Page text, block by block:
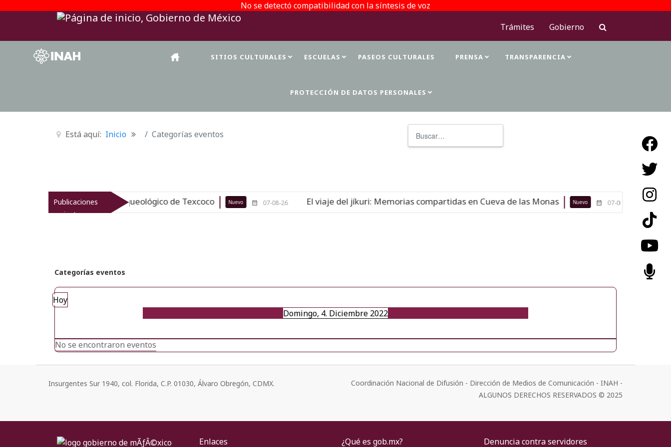
No se detectó compatibilidad con la síntesis de voz
Trámites
Gobierno
SITIOS CULTURALES ESCUELAS PASEOS CULTURALES PRENSA TRANSPARENCIA
PROTECCIÓN DE DATOS PERSONALES
Está aquí: Inicio Categorías eventos
Publicaciones
recientes
revitaliza el patrimonio arqueológico de Texcoco Nuevo 07-08-26 El viaje del jíkuri: Memorias compartidas en Cueva de las Monas Nuevo 07-08-26
Categorías eventos
Hoy
Domingo, 4. Diciembre 2022
No se encontraron eventos
Insurgentes Sur 1940, col. Florida, C.P. 01030, Álvaro Obregón, CDMX.
Coordinación Nacional de Difusión - Dirección de Medios de Comunicación - INAH -
ALGUNOS DERECHOS RESERVADOS © 2025
Enlaces ¿Qué es gob.mx?
Denuncia contra servidores